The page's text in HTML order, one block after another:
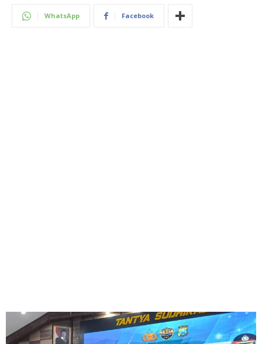
WhatsApp Facebook